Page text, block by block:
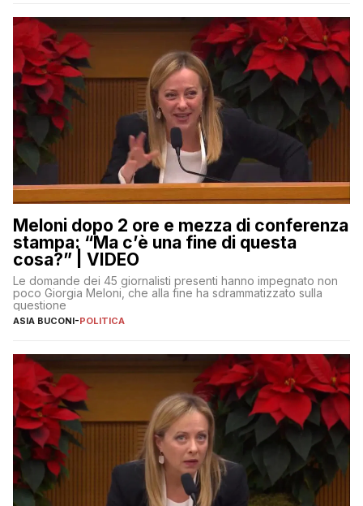
Meloni dopo 2 ore e mezza di conferenza
stampa: “Ma c’è una fine di questa
cosa?” | VIDEO
Le domande dei 45 giornalisti presenti hanno impegnato non
poco Giorgia Meloni, che alla fine ha sdrammatizzato sulla
questione
ASIA BUCONI-POLITICA